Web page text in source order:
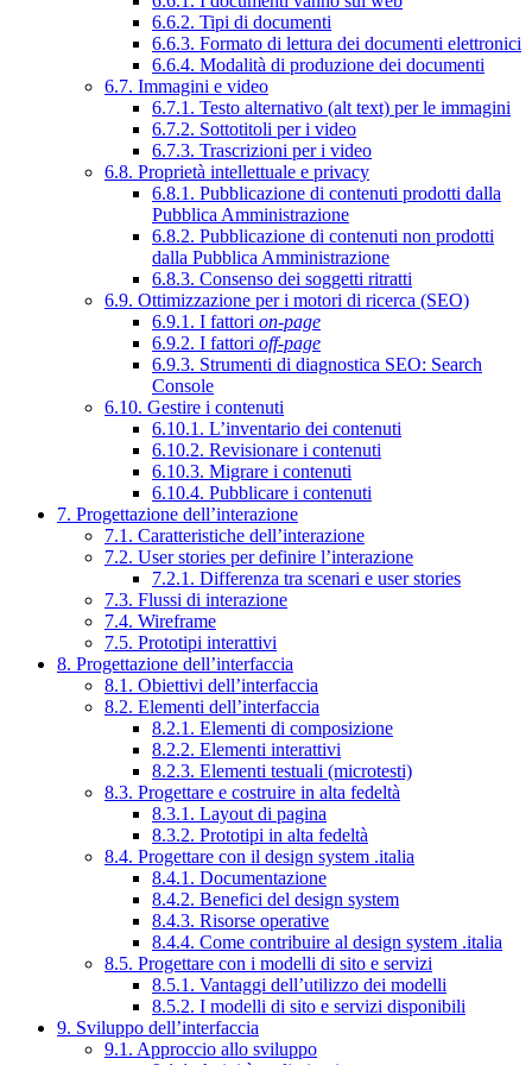
6.6.2. Tipi di documenti
6.6.3. Formato di lettura dei documenti elettronici
6.6.4. Modalità di produzione dei documenti
6.7. Immagini e video
6.7.1. Testo alternativo (alt text) per le immagini
6.7.2. Sottotitoli per i video
6.7.3. Trascrizioni per i video
6.8. Proprietà intellettuale e privacy
6.8.1. Pubblicazione di contenuti prodotti dalla
Pubblica Amministrazione
6.8.2. Pubblicazione di contenuti non prodotti
dalla Pubblica Amministrazione
6.8.3. Consenso dei soggetti ritratti
6.9. Ottimizzazione per i motori di ricerca (SEO)
6.9.1. I fattori on-page
6.9.2. I fattori off-page
6.9.3. Strumenti di diagnostica SEO: Search
Console
6.10. Gestire i contenuti
6.10.1. L’inventario dei contenuti
6.10.2. Revisionare i contenuti
6.10.3. Migrare i contenuti
6.10.4. Pubblicare i contenuti
7. Progettazione dell’interazione
7.1. Caratteristiche dell’interazione
7.2. User stories per definire l’interazione
7.2.1. Differenza tra scenari e user stories
7.3. Flussi di interazione
7.4. Wireframe
7.5. Prototipi interattivi
8. Progettazione dell’interfaccia
8.1. Obiettivi dell’interfaccia
8.2. Elementi dell’interfaccia
8.2.1. Elementi di composizione
8.2.2. Elementi interattivi
8.2.3. Elementi testuali (microtesti)
8.3. Progettare e costruire in alta fedeltà
8.3.1. Layout di pagina
8.3.2. Prototipi in alta fedeltà
8.4. Progettare con il design system .italia
8.4.1. Documentazione
8.4.2. Benefici del design system
8.4.3. Risorse operative
8.4.4. Come contribuire al design system .italia
8.5. Progettare con i modelli di sito e servizi
8.5.1. Vantaggi dell’utilizzo dei modelli
8.5.2. I modelli di sito e servizi disponibili
9. Sviluppo dell’interfaccia
9.1. Approccio allo sviluppo